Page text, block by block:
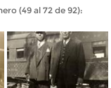
(49 al 72 de 92):